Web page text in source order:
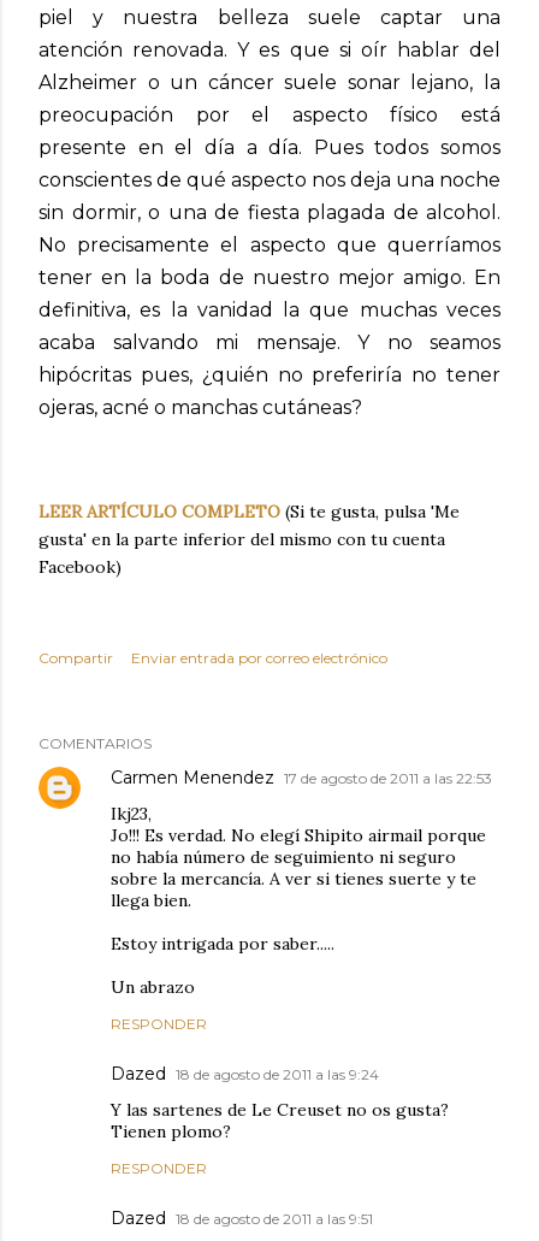
piel y nuestra belleza suele captar una
atención renovada. Y es que si oír hablar del
Alzheimer o un cáncer suele sonar lejano, la
preocupación por el aspecto físico está
presente en el día a día. Pues todos somos
conscientes de qué aspecto nos deja una noche
sin dormir, o una de fiesta plagada de alcohol.
No precisamente el aspecto que querríamos
tener en la boda de nuestro mejor amigo. En
definitiva, es la vanidad la que muchas veces
acaba salvando mi mensaje. Y no seamos
hipócritas pues, ¿quién no preferiría no tener
ojeras, acné o manchas cutáneas?
LEER ARTÍCULO COMPLETO (Si te gusta, pulsa 'Me
gusta' en la parte inferior del mismo con tu cuenta
Facebook)
Compartir Enviar entrada por correo electrónico
COMENTARIOS
Carmen Menendez 17 de agosto de 2011 a las 22:53
Ikj23,
Jo!!! Es verdad. No elegí Shipito airmail porque
no había número de seguimiento ni seguro
sobre la mercancía. A ver si tienes suerte y te
llega bien.
Estoy intrigada por saber.....
Un abrazo
RESPONDER
Dazed 18 de agosto de 2011 a las 9:24
Y las sartenes de Le Creuset no os gusta?
Tienen plomo?
RESPONDER
Dazed 18 de agosto de 2011 a las 9:51